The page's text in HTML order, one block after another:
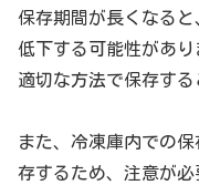
保存期間が長くなる
低下する可能性があり
適切な方法で保存する
また、冷凍庫内での
存するため、注意が必